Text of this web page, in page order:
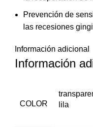
Prevención de
las recesiones
Información adicional
Información
COLOR
lila